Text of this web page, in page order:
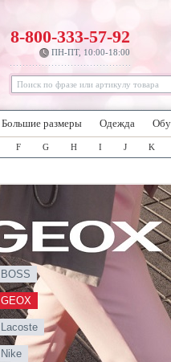
8-800-333-57-92
ПН-ПТ, 10:00-18:00
Большие размеры Одежда
F G H I J K
BOSS
GEOX
Lacoste
Nike